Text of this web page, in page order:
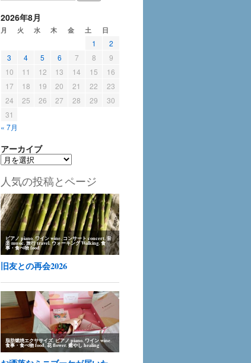
2026年8月
月 火 水 木 金 土 日
1
2
3
4 5 6 7 8
9
10
11 12 13 14 15
16
17
18 19 20 21 22
23
24
25 26 27 28 29
30
31
« 7月
アーカイブ
ア
カ
ブ
人気の投稿とページ